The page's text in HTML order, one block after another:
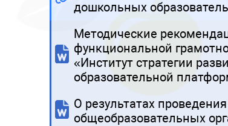
дошкольных
Методические
функциональной
«Институт стратегии
образовательной
О результатах
общеобразовательных